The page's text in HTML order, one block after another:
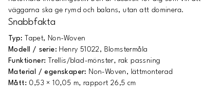
väggarna ska ge rymd och balans, utan att dominera.
Snabbfakta
Typ:
Tapet, Non-Woven
Modell / serie: Henry 51022, Blomstermåla
Funktioner: Trellis/blad-mönster, rak passning
Material / egenskaper: Non-Woven, lättmonterad
Mått: 0,53 × 10,05 m, rapport 26,5 cm